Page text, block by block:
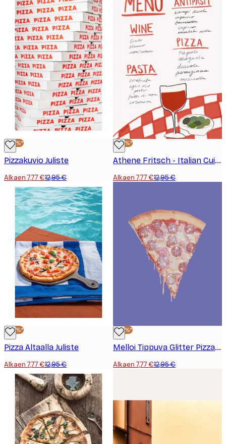
-40%*
Pizzakuvio Juliste
Alkaen 7,77 €12,95 €
-40%*
Athene Fritsch - Italian Cuisine Delight Juliste
Alkaen 7,77 €12,95 €
-40%*
Pizza Altaalla Juliste
Alkaen 7,77 €12,95 €
-40%*
Melloi Tippuva Glitter Pizza Juliste
Alkaen 7,77 €12,95 €